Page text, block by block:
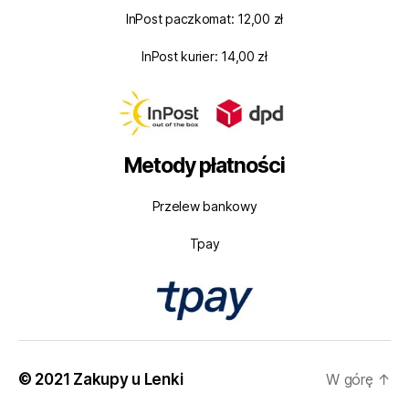
InPost paczkomat: 12,00 zł
InPost kurier: 14,00 zł
Metody płatności
Przelew bankowy
Tpay
© 2021 Zakupy u Lenki W górę ↑